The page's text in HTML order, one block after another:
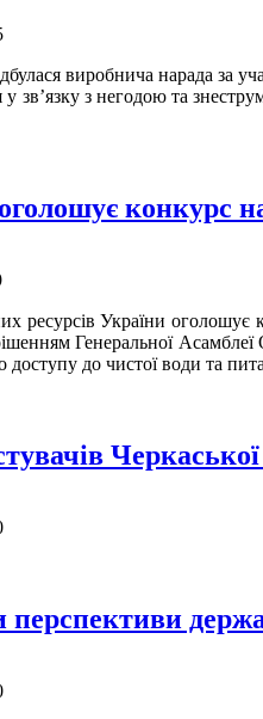
виробнича нарада за
у зв’язку з негодою та
конкурс
України оголошує
Генеральної
доступу до чистої води та
Черкаської
перспективи